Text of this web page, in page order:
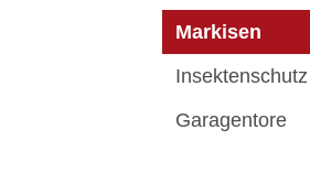
Markisen
Insektenschutz
Garagentore